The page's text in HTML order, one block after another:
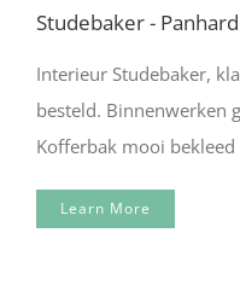
Studebaker - Panhard
Interieur Studebaker,
besteld. Binnenwerken
Kofferbak mooi
Learn More